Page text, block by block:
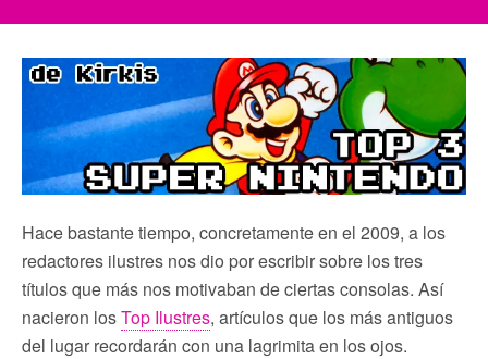
Hace bastante tiempo, concretamente en el 2009, a los
redactores ilustres nos dio por escribir sobre los tres
títulos que más nos motivaban de ciertas consolas. Así
nacieron losTop Ilustres, artículos que los más antiguos
del lugar recordarán con una lagrimita en los ojos.